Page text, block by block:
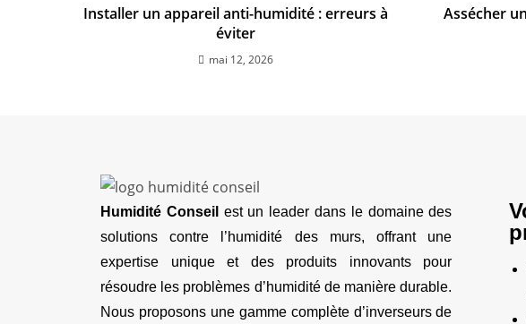
Installer un appareil anti-humidité : erreurs à
éviter
mai 12, 2026
Assécher
Humidité Conseil est un leader dans le domaine des
solutions contre l’humidité des murs, offrant une
expertise unique et des produits innovants pour
résoudre les problèmes d’humidité de manière durable.
Nous proposons une gamme complète d’inverseurs de